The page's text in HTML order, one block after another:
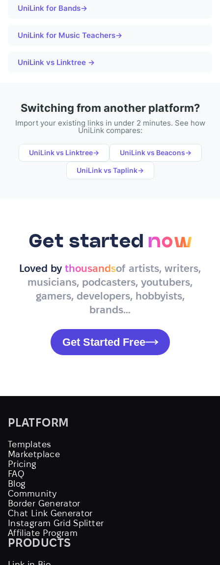
UniLink for Bands→
UniLink for Music Teachers→
UniLink vs Linktree →
Switching from another platform?
Import your existing links in under 2 minutes. See how
UniLink compares:
UniLink vs Linktree→ UniLink vs Beacons→
UniLink vs Taplink→
Get started now
Loved by thousandsof artists, writers,
musicians, podcasters, youtubers,
gamers, developers, hobbyists,
brands…
Get Started Free
PLATFORM
Templates
Marketplace
Pricing
FAQ
Blog
Community
Border Generator
Chat Link Generator
Instagram Grid Splitter
Affiliate Program
PRODUCTS